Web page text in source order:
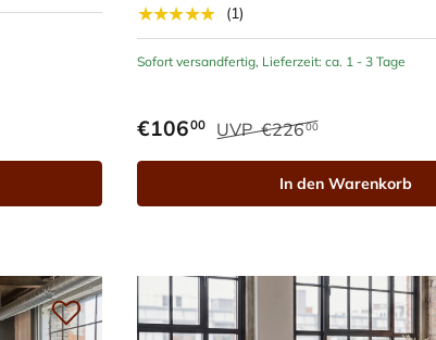
★★★★★
(1)
Sofort versandfertig, Lieferzeit: ca. 1 - 3 Tage
€10600 UVP €22600
In den Warenkorb